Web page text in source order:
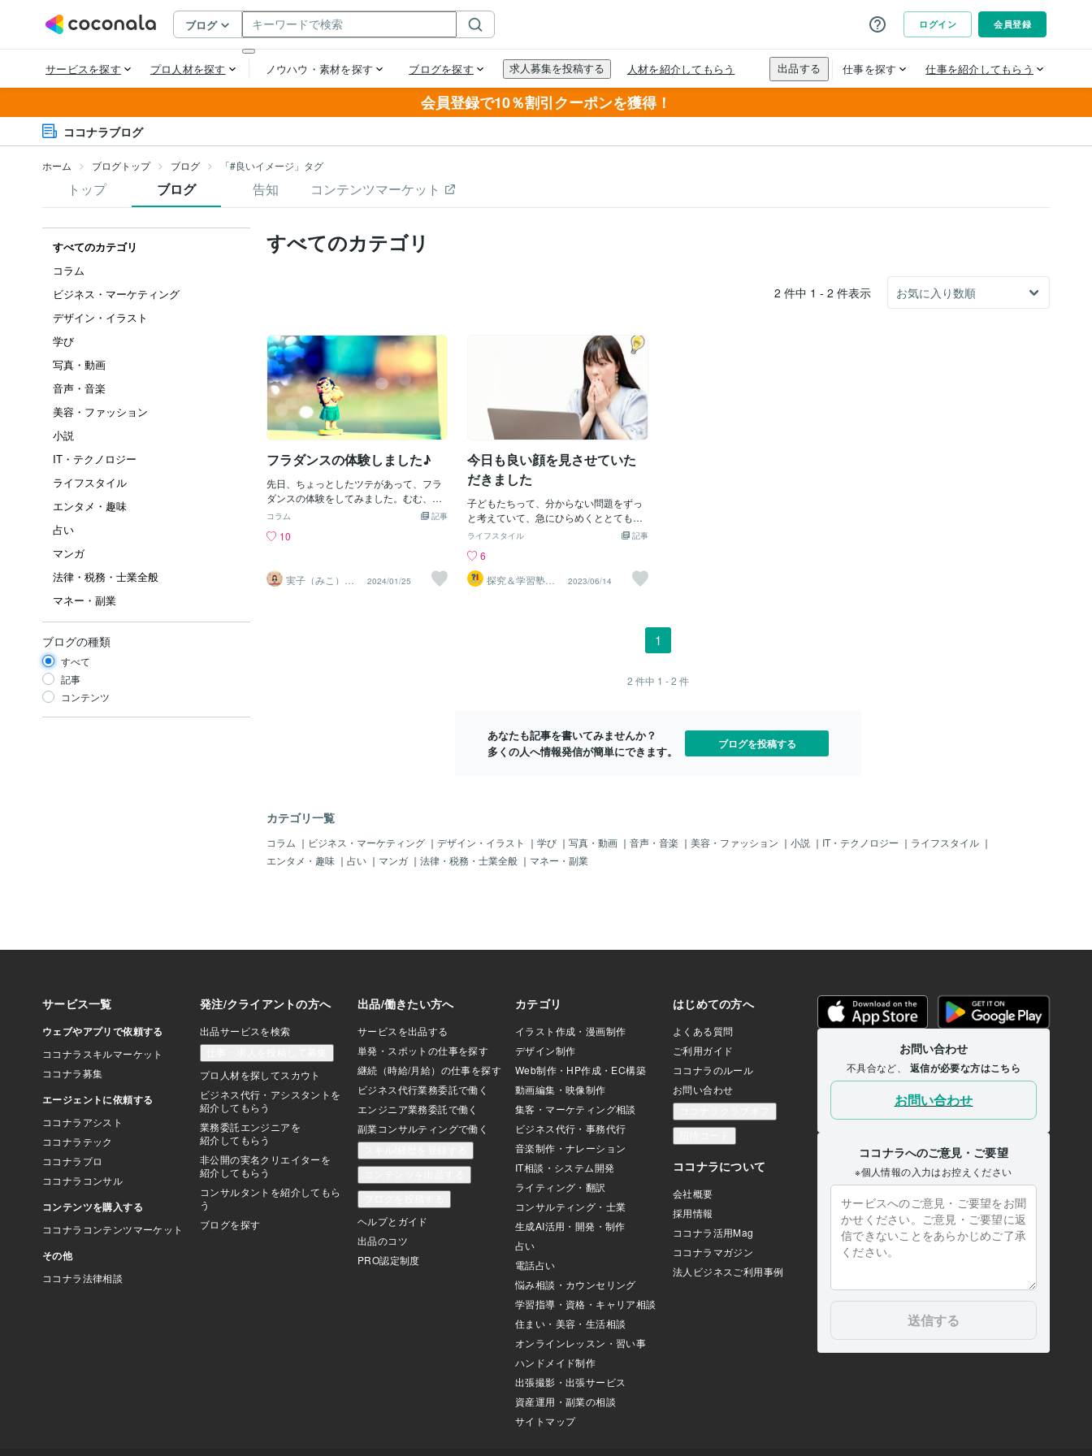
会員登録で10％割引クーポンを獲得！
ココナラブログ
ホーム ブログトップ ブログ 「#良いイメージ」タグ
トップ ブログ 告知 コンテンツマーケット
すべてのカテゴリ
コラム
ビジネス・マーケティング
デザイン・イラスト
学び
写真・動画
音声・音楽
美容・ファッション
小説
IT・テクノロジー
ライフスタイル
エンタメ・趣味
占い
マンガ
法律・税務・士業全般
マネー・副業
ブログの種類
すべて
記事
コンテンツ
すべてのカテゴリ
2 件中 1 - 2 件表示
フラダンスの体験しました♪
先日、ちょっとしたツテがあって、フラ
ダンスの体験をしてみました。むむ、難
しいです・・・想像以上に・・・腰、
「もうだめだ～」と弱音言ってました
ったので『痩せないと～！』と、現実を
突きつけられ・・・・切実な気分にもな
気分になりたい～”と、そう思ったらそれ
よね。いや～な気分では、なかなか続か
ない・・・もしも、タロットリーディン
記事
コラム
10
実子（みこ）✨
未来好転セラピ
2024/01/25
今日も良い顔を見させていた
だきました
子どもたちって、分からない問題をずっ
と考えていて、急にひらめくととても良
い顔をするんです！！ 今日も、y / x + z /
題で困っていらっしゃいました。 ほんの
少し前に、a ÷ 3 を a / 3と解いていたの
で分かるはず。 そこで私が + 以降の式を
しょうね〜。 出来るだけ勉強に良いイメ
い。 それでは今日もゆっくりおやすみく
ださいませ。
記事
ライフスタイル
6
探究＆学習塾｜
なぜラボ
2023/06/14
1
2 件中 1 - 2 件
あなたも記事を書いてみませんか？
多くの人へ情報発信が簡単にできます。
ブログを投稿する
カテゴリ一覧
コラム ｜ ビジネス・マーケティング ｜ デザイン・イラスト ｜ 学び ｜ 写真・動画 ｜ 音声・音楽 ｜ 美容・ファッション ｜ 小説 ｜ IT・テクノロジー ｜ ライフスタイル ｜
エンタメ・趣味 ｜ 占い ｜ マンガ ｜ 法律・税務・士業全般 ｜ マネー・副業